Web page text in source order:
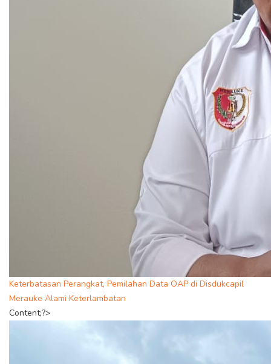
Keterbatasan Perangkat, Pemilahan Data OAP di Disdukcapil
Merauke Alami Keterlambatan
Content;?>